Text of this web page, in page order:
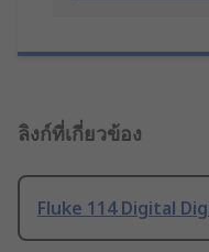
ลิงก์ที่เกี่ยวข้อง
Fluke 114 Digital